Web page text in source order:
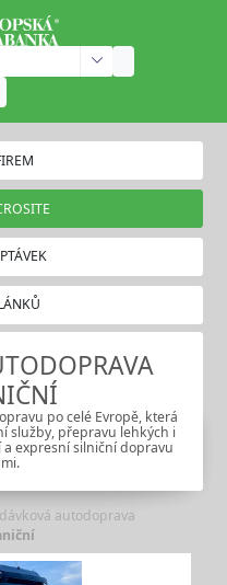
po celé Evropě, která
služby, přepravu lehkých i
expresní silniční dopravu
autodoprava